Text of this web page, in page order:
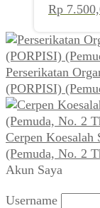
Rp
Perserikatan
(PORPISI)
Cerpen Koesalah
(Pemuda, No. 2
Akun Saya
Username